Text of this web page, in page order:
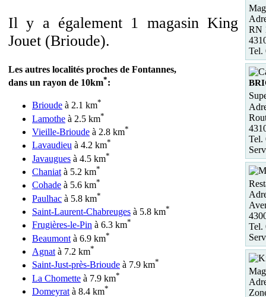
Il y a également 1 magasin King
Jouet (Brioude).
Les autres localités proches de Fontannes,
dans un rayon de 10km*:
Brioude à 2.1 km*
Lamothe à 2.5 km*
Vieille-Brioude à 2.8 km*
Lavaudieu à 4.2 km*
Javaugues à 4.5 km*
Chaniat à 5.2 km*
Cohade à 5.6 km*
Paulhac à 5.8 km*
Saint-Laurent-Chabreuges à 5.8 km*
Frugières-le-Pin à 6.3 km*
Beaumont à 6.9 km*
Agnat à 7.2 km*
Saint-Just-près-Brioude à 7.9 km*
La Chomette à 7.9 km*
Domeyrat à 8.4 km*
RN
Tel.
Tel.
Tel.